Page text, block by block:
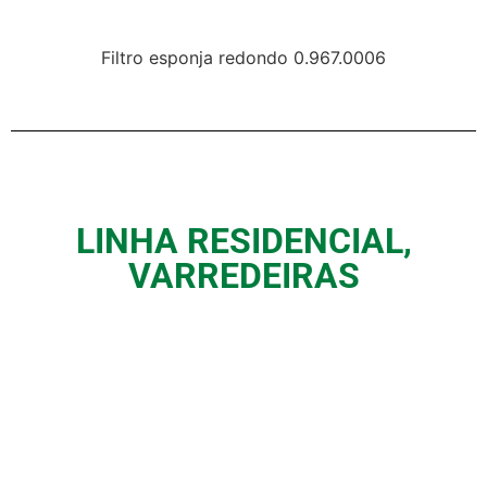
Filtro esponja redondo 0.967.0006
LINHA RESIDENCIAL,
VARREDEIRAS